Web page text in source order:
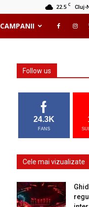
22.5 C Cluj-
CAMPANII
Follow us
24.3K
FANS
Cele mai vizualizate